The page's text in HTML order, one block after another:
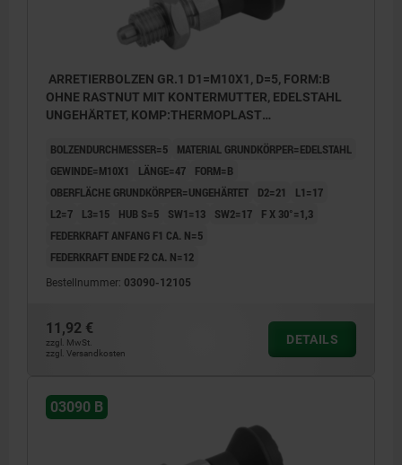
ARRETIERBOLZEN GR.1 D1=M10X1, D=5, FORM:B
OHNE RASTNUT MIT KONTERMUTTER, EDELSTAHL
UNGEHÄRTET, KOMP:THERMOPLAST
RAL7021
BOLZENDURCHMESSER=5
MATERIAL GRUNDKÖRPER=EDELSTAHL
GEWINDE=M10X1
LÄNGE=47
FORM=B
OBERFLÄCHE GRUNDKÖRPER=UNGEHÄRTET
D2=21
L1=17
L2=7
L3=15 HUB S=5 SW1=13 SW2=17
F X 30°=1,3
FEDERKRAFT ANFANG F1 CA. N=5
FEDERKRAFT ENDE F2 CA. N=12
Bestellnummer: 03090-12105
11,92 €
zzgl. MwSt.
zzgl. Versandkosten
DETAILS
03090 B